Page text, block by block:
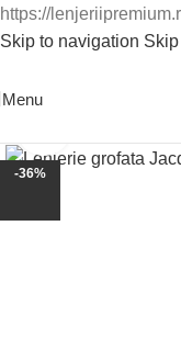
https://
Skip to navigation
Menu
-36%